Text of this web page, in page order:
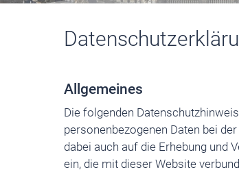
Allgemeines
Die folgenden
personenbezogenen Daten bei
dabei auch auf die Erhebung und
ein, die mit dieser Website